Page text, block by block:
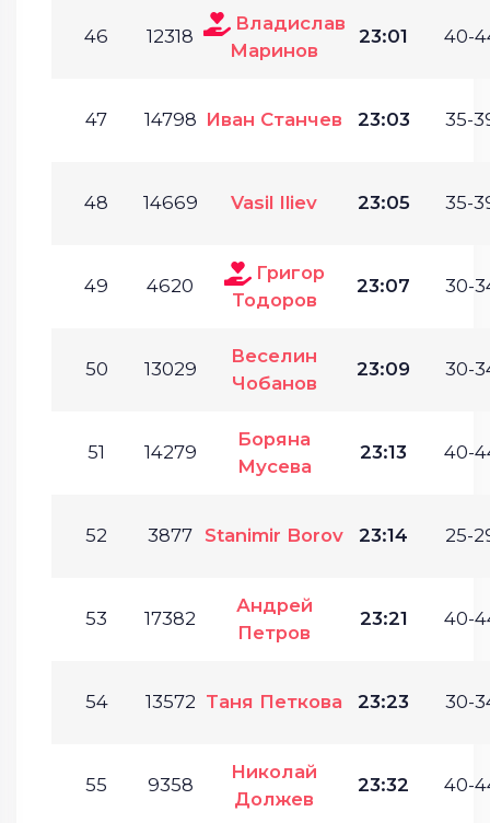
46 12318
Владислав
Маринов
23:01 40-
47 14798 Иван Станчев 23:03 35-
48 14669 Vasil Iliev 23:05 35-
49 4620
Григор
Тодоров
23:07 30-
50 13029
Веселин
Чобанов
23:09 30-
51 14279
Боряна
Мусева
23:13 40-
52 3877 Stanimir Borov 23:14 25-
53 17382
Андрей
Петров
23:21 40-
54 13572 Таня Петкова 23:23 30-
55 9358
Николай
Должев
23:32 40-